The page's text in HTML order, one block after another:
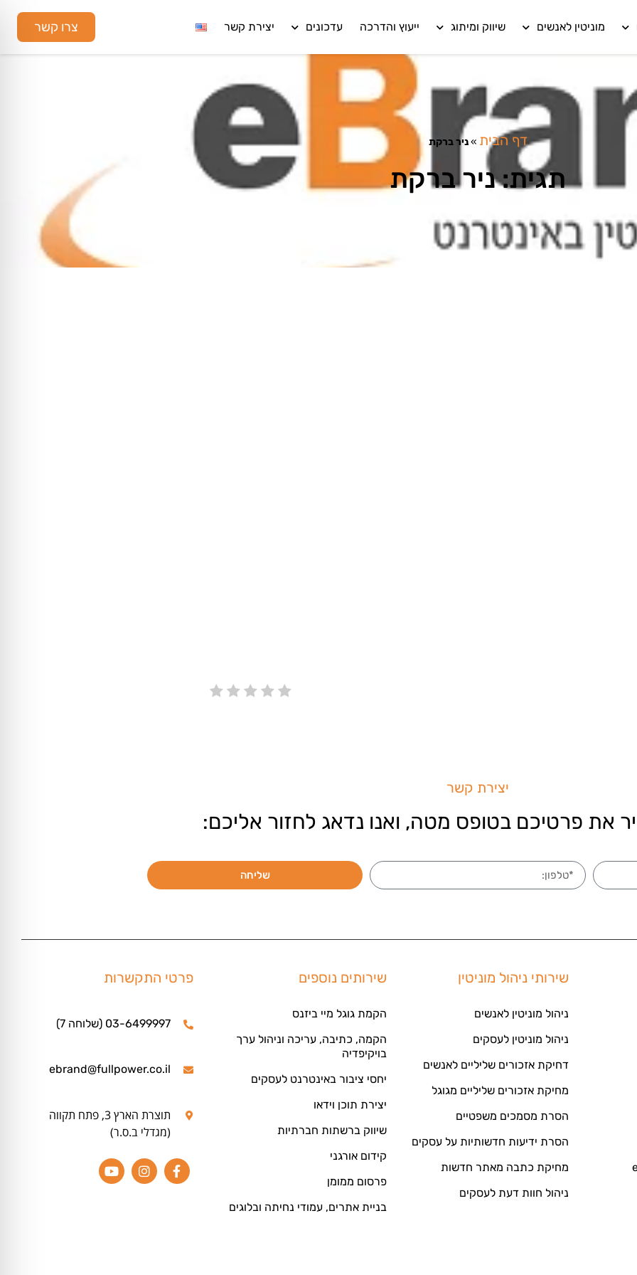
מוניטין לאנשים שיווק ומיתוג ייעוץ והדרכה עדכונים יצירת קשר צרו קשר
דף הבית »ניר ברקת
תגית: ניר ברקת
יצירת קשר
את פרטיכם בטופס מטה, ואנו נדאג לחזור אליכם:
שליחה
שירותי ניהול מוניטין
ניהול מוניטין לאנשים
ניהול מוניטין לעסקים
דחיקת אזכורים שליליים לאנשים
מחיקת אזכורים שליליים מגוגל
הסרת מסמכים משפטיים
הסרת ידיעות חדשותיות על עסקים
מחיקת כתבה מאתר חדשות
ניהול חוות דעת לעסקים
שירותים נוספים
הקמת גוגל מיי ביזנס
הקמה, כתיבה, עריכה וניהול ערך
בויקיפדיה
יחסי ציבור באינטרנט לעסקים
יצירת תוכן וידאו
שיווק ברשתות חברתיות
קידום אורגני
פרסום ממומן
בניית אתרים, עמודי נחיתה ובלוגים
פרטי התקשרות
03-6499997 (שלוחה 7)
ebrand@fullpower.co.il
תוצרת הארץ 3, פתח תקווה
(מגדלי ב.ס.ר)